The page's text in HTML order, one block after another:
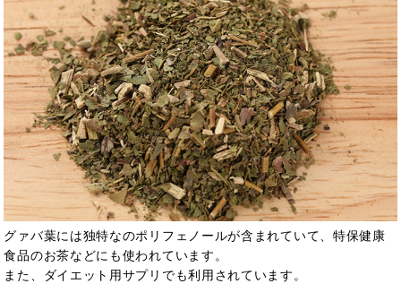
グァバ葉には独特なのポリフェノールが含まれていて、 特保健康
食品のお茶などにも使われています。
また、ダイエット用サプリでも利用されています。